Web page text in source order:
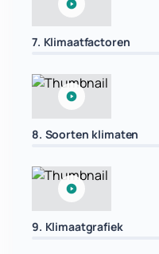
7. Klimaatfactoren
8. Soorten klimaten
9. Klimaatgrafiek